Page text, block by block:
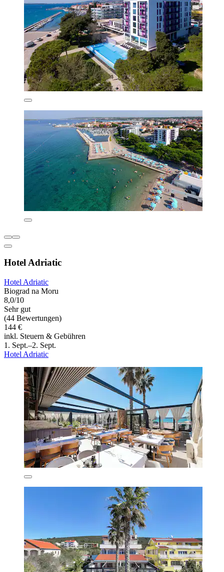
Hotel Adriatic
Hotel Adriatic
Biograd na Moru
8,0/10
Sehr gut
(44 Bewertungen)
144 €
inkl. Steuern & Gebühren
1. Sept.–2. Sept.
Hotel Adriatic